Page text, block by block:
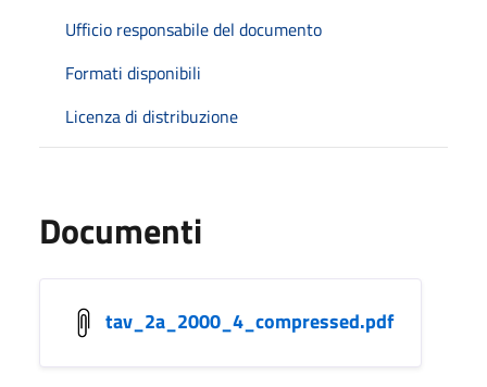
Ufficio responsabile del documento
Formati disponibili
Licenza di distribuzione
Documenti
tav_2a_2000_4_compressed.pdf